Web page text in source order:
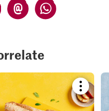
recipe
or